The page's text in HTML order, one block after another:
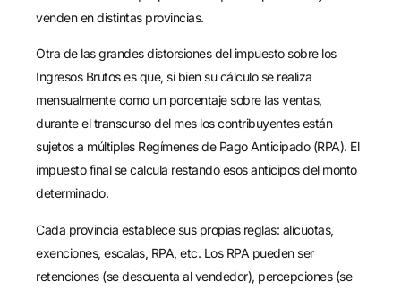
venden en distintas provincias.
Otra de las grandes distorsiones del impuesto sobre los
Ingresos Brutos es que, si bien su cálculo se realiza
mensualmente como un porcentaje sobre las ventas,
durante el transcurso del mes los contribuyentes están
sujetos a múltiples Regímenes de Pago Anticipado (RPA). El
impuesto final se calcula restando esos anticipos del monto
determinado.
Cada provincia establece sus propias reglas: alícuotas,
exenciones, escalas, RPA, etc. Los RPA pueden ser
retenciones (se descuenta al vendedor), percepciones (se